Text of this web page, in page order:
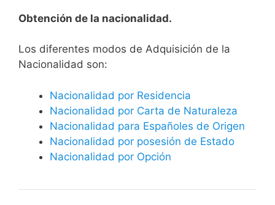
Obtención de la nacionalidad.
​​​Los diferentes modos de Adquisición de la
Nacionalidad son:
Nacionalidad por Residencia
Nacionalidad por Carta de Naturaleza
Nacionalidad para Españoles de Origen
Nacionalidad por posesión de Estado
Nacionalidad por Opción